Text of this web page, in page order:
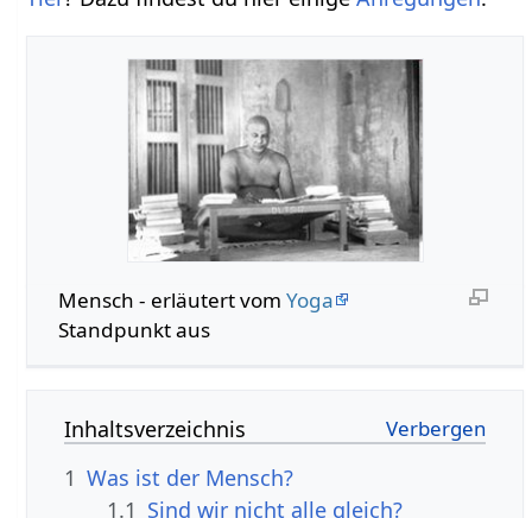
Mensch - erläutert vom Yoga
Standpunkt aus
Inhaltsverzeichnis
1 Was ist der Mensch?
1.1 Sind wir nicht alle gleich?